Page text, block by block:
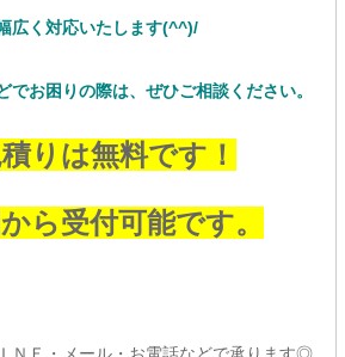
広く対応いたします(^^)/
でお困りの際は、ぜひご相談ください。
りは無料です！
ら受付可能です。